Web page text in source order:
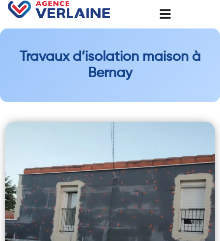
Travaux d’isolation maison à
Bernay